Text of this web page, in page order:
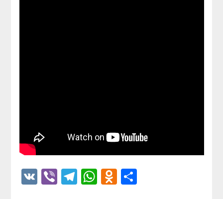
VKViberTelegram
WhatsApp
Odnoklassniki
Отправить